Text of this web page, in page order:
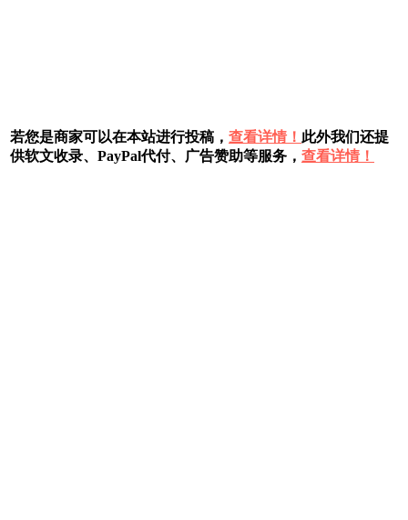
若您是商家可以在本站进行投稿， 查看详情！ 此外我们还提
供软文收录、PayPal代付、广告赞助等服务， 查看详情！